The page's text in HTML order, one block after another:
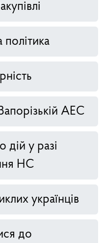
політика
Запорізькій АЕС
дій у разі
НС
українців
до